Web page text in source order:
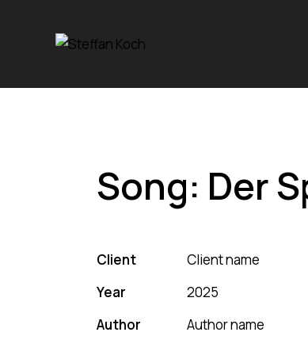
Song: Der
Client
Client name
Year
2025
Author
Author name